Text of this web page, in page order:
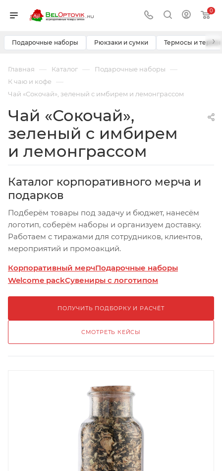
0
Подарочные наборы Рюкзаки и сумки Термосы и ›
Главная — Каталог — Подарочные наборы —
К чаю и кофе —
Чай «Сокочай», зеленый с имбирем и лемонграссом
Чай «Сокочай»,
зеленый с имбирем
и лемонграссом
Каталог корпоративного мерча и
подарков
Подберём товары под задачу и бюджет, нанесём
логотип, соберём наборы и организуем доставку.
Работаем с тиражами для сотрудников, клиентов,
мероприятий и промоакций.
Корпоративный мерчПодарочные наборы
Welcome packСувениры с логотипом
ПОЛУЧИТЬ ПОДБОРКУ И РАСЧЁТ
СМОТРЕТЬ КЕЙСЫ